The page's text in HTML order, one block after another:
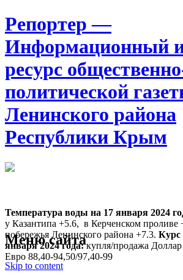
Репортер —
Информационный
ресурс
политической
Ленинского района
Республики Крым
Температура воды на 17 января 2024
у Казантипа +5.6, в Керченском проливе
побережья Ленинского района +7.3. Курс
января 2024 года:купля/продажа Доллар
Евро 88,40-94,50/97,40-99
Меню сайта
Skip to content